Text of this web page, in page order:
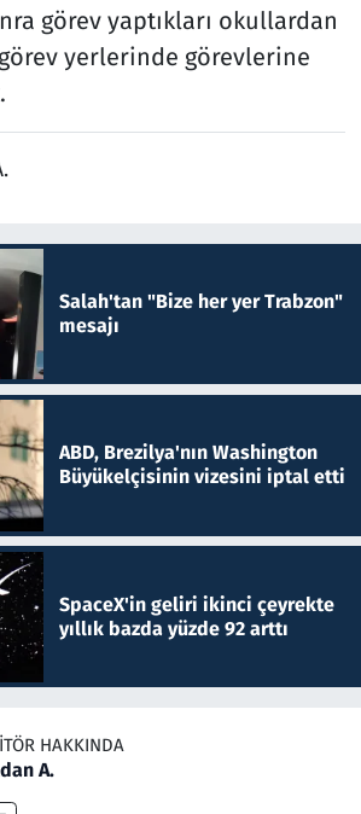
görev yaptıkları okullardan
yerlerinde görevlerine
Salah'tan "Bize her yer Trabzon"
mesajı
ABD, Brezilya'nın Washington
Büyükelçisinin vizesini iptal etti
SpaceX'in geliri ikinci çeyrekte
yıllık bazda yüzde 92 arttı
HAKKINDA
A.